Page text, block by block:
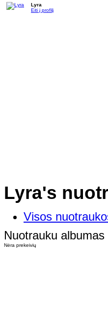
Lyra
Eiti į profilį
Lyra's
Visos
Nuotrauku
Nėra prekeivių